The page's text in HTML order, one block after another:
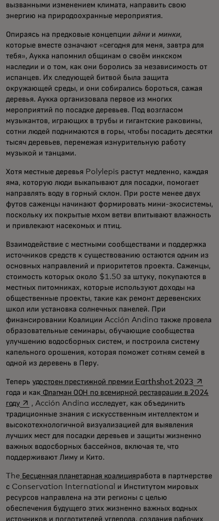
вызванными изменением климата, направить свою
энергию на природоохранные мероприятия.
Опираясь на предковые концепции айнии минки,
которые вместе означают «сегодня для меня, завтра для
тебя», Аукка напомнил общинам о своём инкском
наследии и о том, как они боролись за независимость от
испанцев. Их следующей битвой была защита
окружающей среды, и они собирались бороться, сажая
деревья. Аукка организовала первое из многих
мероприятий по посадке деревьев. Под возгласом
музыкантов, играющих в трубы и гигантские раковины,
сотни людей поднимаются в горы, чтобы посадить десятки
тысяч деревьев, перемежая изнурительную работу
музыкой и танцами.
Хотя местные деревья Polylepis растут медленно, каждая
яма, которую люди выкапывают для посадки, помогает
направлять воду в горный склон. При росте менее двух
футов саженцы начинают формировать мини-экосистемы,
поскольку их покрытые мхом ветви впитывают влажность
и привлекают насекомых и птиц.
Взаимодействие с местными сообществами и поддержка
источников средств к существованию остаются одним из
основных направлений и приоритетов проекта. Саженцы,
стоимость которых около $1.50 за штуку, покупаются в
местных питомниках, которые используют доходы на
общественные проекты, такие как ремонт деревенских
школ или установка солнечных панелей. При
финансировании Коалиции Acción Andina также провела
образовательные семинары, обучающие сообщества
улучшению водосборных систем, и построила систему
капельного орошения, которая поможет сотням семей в
одной из деревень в Перу.
Теперь удостоен престижной премии Earthshot 2023opens
года и как Флагман ООН по всемирной реставрации в 2024
годуopens in a new tab
, Acción Andina исследует, как объединить
традиционные знания с искусственным интеллектом и
высокотехнологичной визуализацией для выявления
лучших мест для посадки деревьев и защиты жизненно
важных водосборных бассейнов, включая те, что
поддерживают Лиму и Кито.
The Бесценная планетарная коалицияработа в партнерстве
с Conservation International и Институтом мировых
ресурсов направлена на эти регионы с целью
обеспечения будущего этих жизненно важных водных
источников и поглотителей углерода, создания рабочих